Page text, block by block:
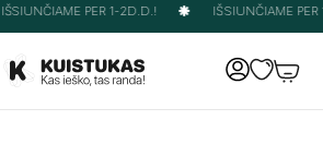
IŠSIUNČIAME PER 1-2D.D.! IŠSIUNČIAME PER